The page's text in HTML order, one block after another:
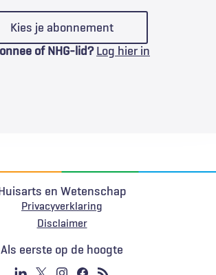
Kies je abonnement
of NHG-lid? Log hier in
en Wetenschap
Privacyverklaring
Voet
Disclaimer
Als eerste op de hoogte